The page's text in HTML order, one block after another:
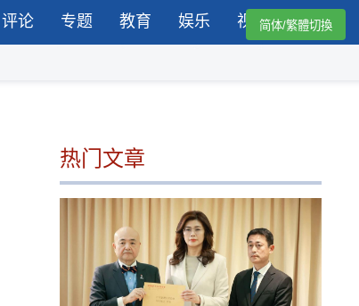
评论 专题 教育 娱乐 视频简体/繁體切換
热门文章